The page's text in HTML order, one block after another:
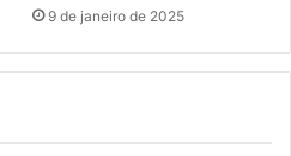
9 de janeiro de 2025